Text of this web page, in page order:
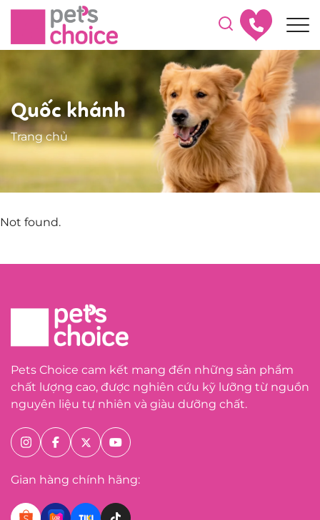
Quốc khánh
Trang chủ
Not found.
Pets Choice cam kết mang đến những sản phẩm
chất lượng cao, được nghiên cứu kỹ lưỡng từ nguồn
nguyên liệu tự nhiên và giàu dưỡng chất.
Gian hàng chính hãng: